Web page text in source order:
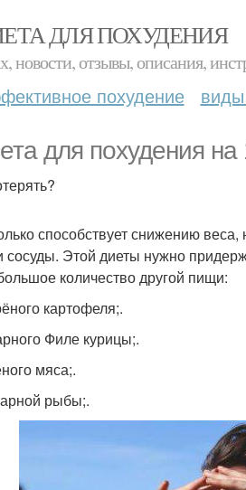
ДЛЯ ПОХУДЕНИЯ
новости, отзывы, описания,
похудение
для похудения на
способствует снижению
Этой диеты нужно
количество другой пищи:
картофеля;.
Филе курицы;.
мяса;.
рыбы;.